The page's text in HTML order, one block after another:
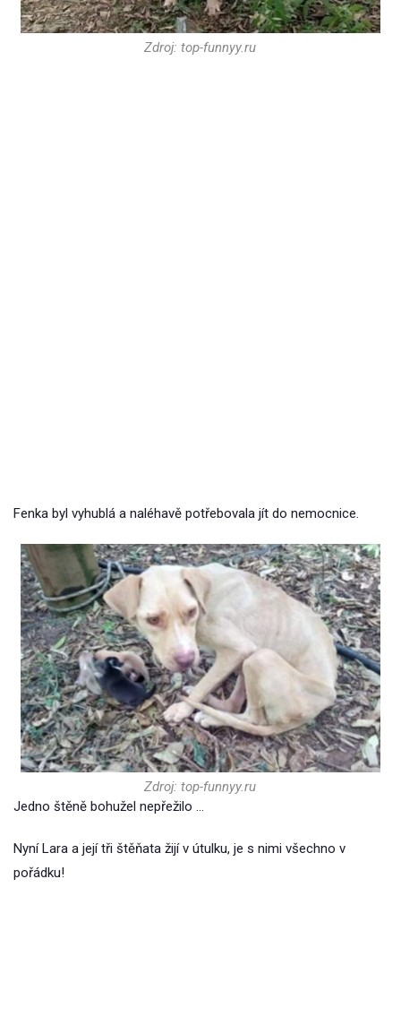
Zdroj: top-funnyy.ru
Fenka byl vyhublá a naléhavě potřebovala jít do nemocnice.
Zdroj: top-funnyy.ru
Jedno štěně bohužel nepřežilo …
Nyní Lara a její tři štěňata žijí v útulku, je s nimi všechno v
pořádku!